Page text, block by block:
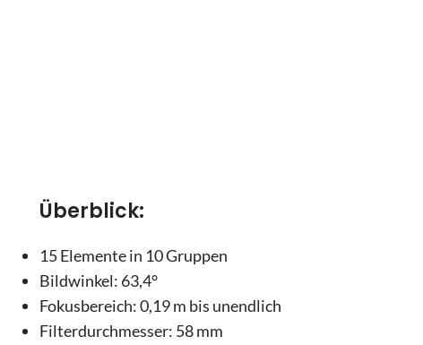
Überblick:
15 Elemente in 10 Gruppen
Bildwinkel: 63,4°
Fokusbereich: 0,19 m bis unendlich
Filterdurchmesser: 58 mm